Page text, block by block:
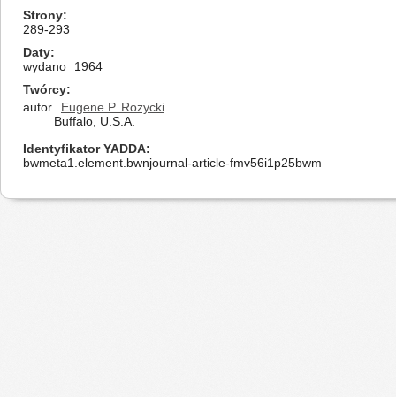
Strony
289-293
Daty
wydano
1964
Twórcy
autor
Eugene P. Rozycki
Buffalo, U.S.A.
Identyfikator YADDA
bwmeta1.element.bwnjournal-article-fmv56i1p25bwm